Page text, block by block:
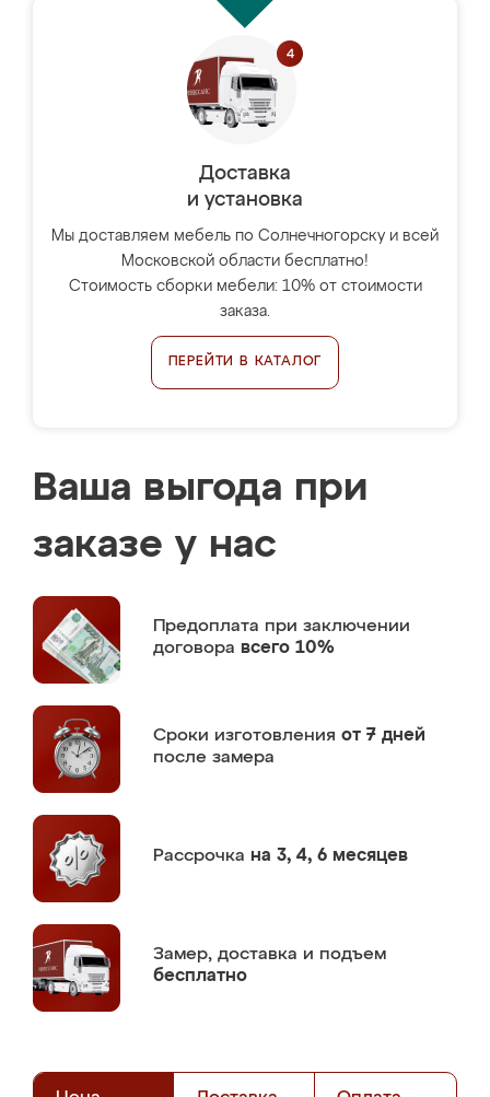
Доставка
и установка
Мы доставляем мебель по Солнечногорску и всей
Московской области бесплатно!
Стоимость сборки мебели: 10% от стоимости
заказа.
ПЕРЕЙТИ В КАТАЛОГ
Ваша выгода при
заказе у нас
Предоплата при заключении
договора всего 10%
Сроки изготовления от 7 дней
после замера
Рассрочка на 3, 4, 6 месяцев
Замер, доставка и подъем
бесплатно